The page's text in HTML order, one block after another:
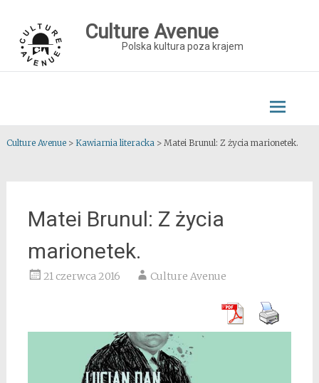
content
Culture Avenue
Polska kultura poza krajem
Culture Avenue> Kawiarnia literacka> Matei Brunul: Z życia marionetek.
Matei Brunul: Z życia
marionetek.
21 czerwca 2016 Culture Avenue